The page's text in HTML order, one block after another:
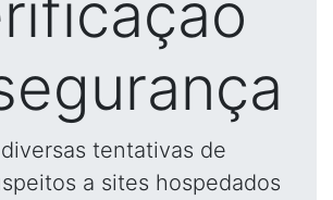
tentativas de
a sites hospedados